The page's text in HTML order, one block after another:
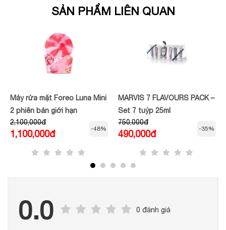
SẢN PHẨM LIÊN QUAN
Máy rửa mặt Foreo Luna Mini
2 phiên bản giới hạn
2,100,000đ
1,100,000đ
-48%
MARVIS 7 FLAVOURS PACK –
Set 7 tuýp 25ml
750,000đ
490,000đ
-35%
0.0 0 đánh giá